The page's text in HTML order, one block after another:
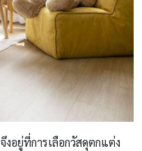
อยู่ที่การเลือกวัสดุตกแต่ง